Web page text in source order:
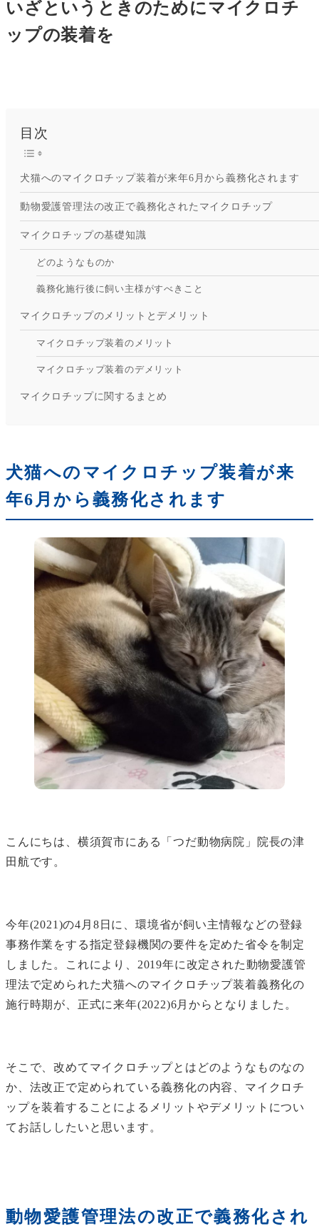
いざというときのためにマイクロチ
ップの装着を
目次
犬猫へのマイクロチップ装着が来年6月から義務化されます
動物愛護管理法の改正で義務化されたマイクロチップ
マイクロチップの基礎知識
どのようなものか
義務化施行後に飼い主様がすべきこと
マイクロチップのメリットとデメリット
マイクロチップ装着のメリット
マイクロチップ装着のデメリット
マイクロチップに関するまとめ
犬猫へのマイクロチップ装着が来
年6月から義務化されます
こんにちは、横須賀市にある「つだ動物病院」院長の津
田航です。
今年(2021)の4月8日に、環境省が飼い主情報などの登録
事務作業をする指定登録機関の要件を定めた省令を制定
しました。これにより、2019年に改定された動物愛護管
理法で定められた犬猫へのマイクロチップ装着義務化の
施行時期が、正式に来年(2022)6月からとなりました。
そこで、改めてマイクロチップとはどのようなものなの
か、法改正で定められている義務化の内容、マイクロチ
ップを装着することによるメリットやデメリットについ
てお話ししたいと思います。
動物愛護管理法の改正で義務化され